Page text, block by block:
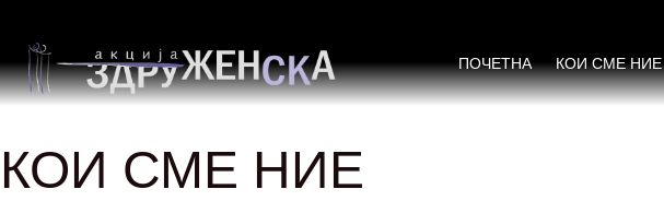
ПОЧЕТНА КОИ СМЕ НИЕ
КОИ СМЕ НИЕ